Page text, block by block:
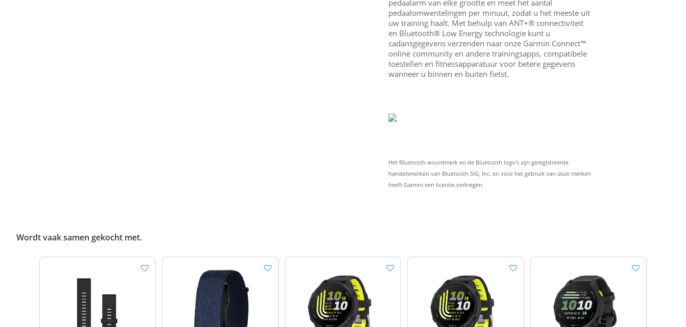
pedaalarm van elke grootte en meet het aantal
pedaalomwentelingen per minuut, zodat u het meeste uit
uw training haalt. Met behulp van ANT+® connectiviteit
en Bluetooth® Low Energy technologie kunt u
cadansgegevens verzenden naar onze Garmin Connect™
online community en andere trainingsapps, compatibele
toestellen en fitnessapparatuur voor betere gegevens
wanneer u binnen en buiten fietst.
Het Bluetooth woordmerk en de Bluetooth logo's zijn geregistreerde
handelsmerken van Bluetooth SIG, Inc. en voor het gebruik van deze merken
heeft Garmin een licentie verkregen.
Wordt vaak samen gekocht met.